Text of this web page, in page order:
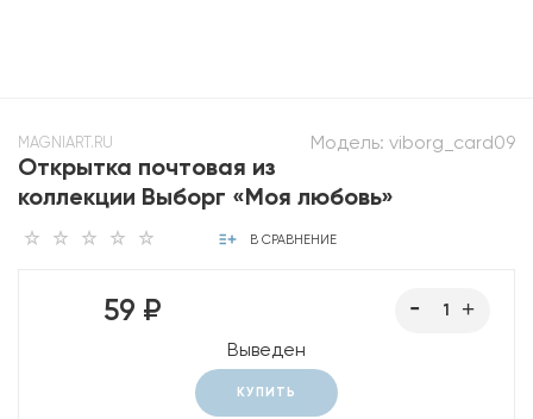
Модель: viborg_card09
MAGNIART.RU
Открытка почтовая из
коллекции Выборг «Моя любовь»
В СРАВНЕНИЕ
59 ₽
Выведен
КУПИТЬ